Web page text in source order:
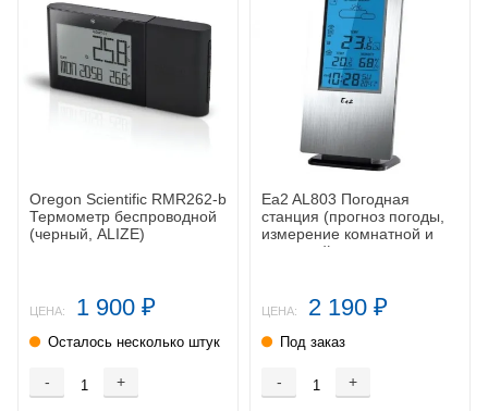
Oregon Scientific RMR262-b
Термометр беспроводной
(черный, ALIZE)
ЦЕНА: 1 900 ₽
Осталось несколько штук
- +
Ea2 AL803 Погодная
станция (прогноз погоды,
измерение комнатной и
наружной температуры и
ЦЕНА: 2 190 ₽
Под заказ
- +